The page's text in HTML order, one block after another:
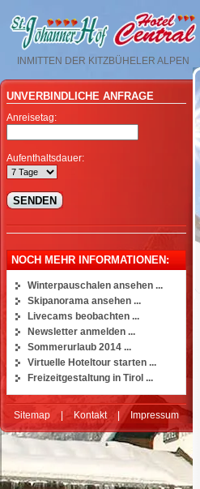
INMITTEN DER KITZBÜHELER ALPEN
UNVERBINDLICHE ANFRAGE
Anreisetag:
Aufenthaltsdauer:
NOCH MEHR INFORMATIONEN:
Winterpauschalen ansehen ...
Skipanorama ansehen ...
Livecams beobachten ...
Newsletter anmelden ...
Sommerurlaub 2014 ...
Virtuelle Hoteltour starten ...
Freizeitgestaltung in Tirol ...
Sitemap Kontakt Impressum